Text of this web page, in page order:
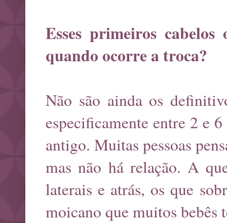
Esses primeiros
quando ocorre a troca?
Não são ainda os
especificamente entre 2 e
antigo. Muitas pessoas
mas não há relação. A
laterais e atrás, os que
moicano que muitos bebês